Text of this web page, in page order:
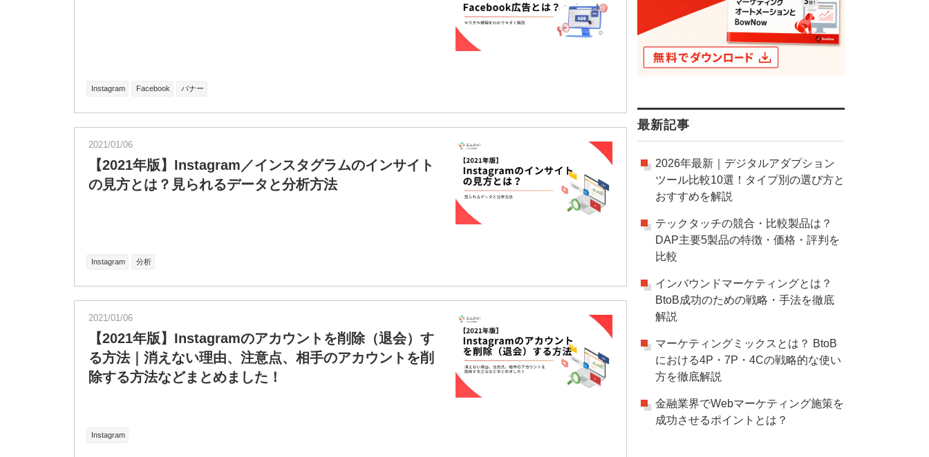
Instagram Facebook バナー
2021/01/06
【2021年版】Instagram／インスタグラムのインサイト
の見方とは？見られるデータと分析方法
Instagram 分析
2021/01/06
【2021年版】Instagramのアカウントを削除（退会）す
る方法｜消えない理由、注意点、相手のアカウントを削
除する方法などまとめました！
Instagram
最新記事
2026年最新｜デジタルアダプション
ツール比較10選！タイプ別の選び方と
おすすめを解説
テックタッチの競合・比較製品は？
DAP主要5製品の特徴・価格・評判を
比較
インバウンドマーケティングとは？
BtoB成功のための戦略・手法を徹底
解説
マーケティングミックスとは？ BtoB
における4P・7P・4Cの戦略的な使い
方を徹底解説
金融業界でWebマーケティング施策を
成功させるポイントとは？